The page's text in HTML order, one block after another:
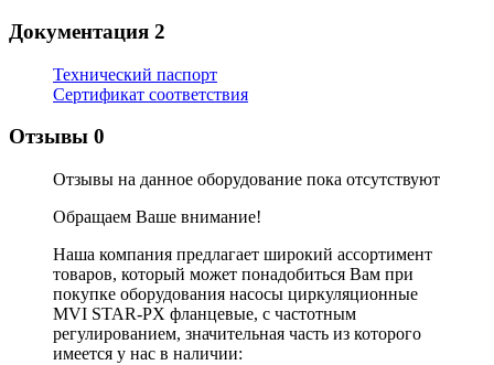
Документация 2
Технический паспорт
Сертификат соответствия
Отзывы 0
Отзывы на данное оборудование пока отсутствуют
Обращаем Ваше внимание!
Наша компания предлагает широкий ассортимент
товаров, который может понадобиться Вам при
покупке оборудования насосы циркуляционные
MVI STAR-PX фланцевые, с частотным
регулированием, значительная часть из которого
имеется у нас в наличии: